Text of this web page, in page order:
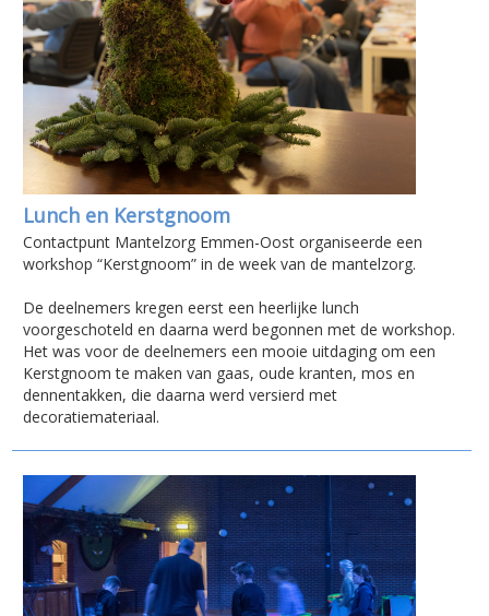
Lunch en Kerstgnoom
Contactpunt Mantelzorg Emmen-Oost organiseerde een
workshop “Kerstgnoom” in de week van de mantelzorg.
De deelnemers kregen eerst een heerlijke lunch
voorgeschoteld en daarna werd begonnen met de workshop.
Het was voor de deelnemers een mooie uitdaging om een
Kerstgnoom te maken van gaas, oude kranten, mos en
dennentakken, die daarna werd versierd met
decoratiemateriaal.